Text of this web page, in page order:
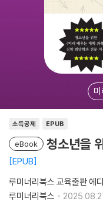
소득공제 EPUB
eBook 청소년을
EPUB
루미너리북스 교육출판 에
루미너리북스